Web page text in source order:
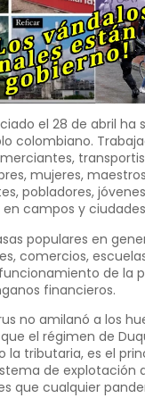
el 28 de abril ha
colombiano.
mujeres,
pobladores,
campos y
populares en
comercios,
de la
financieros.
no amilanó a los
el régimen de
la tributaria, es el
de explotación
que cualquier